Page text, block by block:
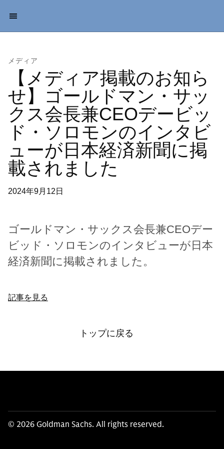
メディア
【メディア掲載のお知ら
せ】ゴールドマン・サッ
クス会長兼CEOデービッ
ド・ソロモンのインタビ
ューが日本経済新聞に掲
載されました
2024年9月12日
ゴールドマン・サックス会長兼CEOデー
ビッド・ソロモンのインタビューが日本
経済新聞に掲載されました。
記事を見る
トップに戻る
© 2026 Goldman Sachs. All rights reserved.